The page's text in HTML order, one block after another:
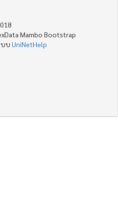
Mambo Bootstrap
บบ UniNetHelp